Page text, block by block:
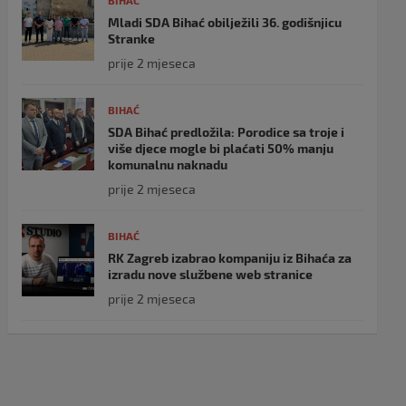
Mladi SDA Bihać obilježili 36. godišnjicu
Stranke
prije 2 mjeseca
BIHAĆ
SDA Bihać predložila: Porodice sa troje i
više djece mogle bi plaćati 50% manju
komunalnu naknadu
prije 2 mjeseca
BIHAĆ
RK Zagreb izabrao kompaniju iz Bihaća za
izradu nove službene web stranice
prije 2 mjeseca